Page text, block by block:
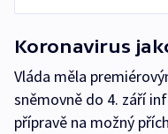
Koronavirus
Vláda měla
sněmovně do 4. září
přípravě na možný